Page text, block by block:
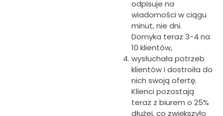
odpisuje na
wiadomości w ciągu
minut, nie dni.
Domyka teraz 3-4 na
10 klientów,
wysłuchała potrzeb
klientów i dostroiła do
nich swoją ofertę.
Klienci pozostają
teraz z biurem o 25%
dłużej, co zwiększyło